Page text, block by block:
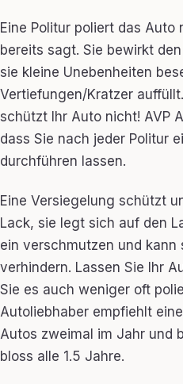
Eine Politur poliert das Auto
bereits sagt. Sie bewirkt
sie kleine Unebenheiten
Vertiefungen/Kratzer
schützt Ihr Auto nicht! AVP
dass Sie nach jeder Politur
durchführen lassen.
Eine Versiegelung schützt
Lack, sie legt sich auf den
ein verschmutzen und kann
verhindern. Lassen Sie Ihr
Sie es auch weniger oft
Autoliebhaber empfiehlt
Autos zweimal im Jahr und
bloss alle 1.5 Jahre.